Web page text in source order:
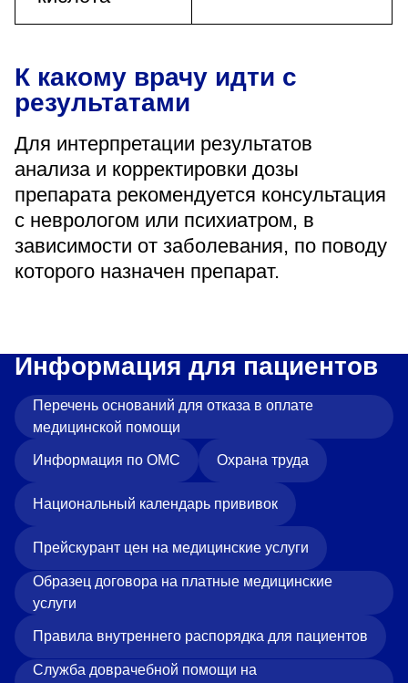
К какому врачу идти с
результатами
Для интерпретации результатов
анализа и корректировки дозы
препарата рекомендуется консультация
с неврологом или психиатром, в
зависимости от заболевания, по поводу
которого назначен препарат.
Информация для пациентов
Перечень оснований для отказа в оплате
медицинской помощи
Информация по ОМС Охрана труда
Национальный календарь прививок
Прейскурант цен на медицинские услуги
Образец договора на платные медицинские
услуги
Правила внутреннего распорядка для пациентов
Служба доврачебной помощи на